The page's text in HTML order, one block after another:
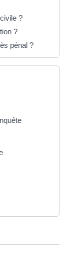
?
?
pénal ?